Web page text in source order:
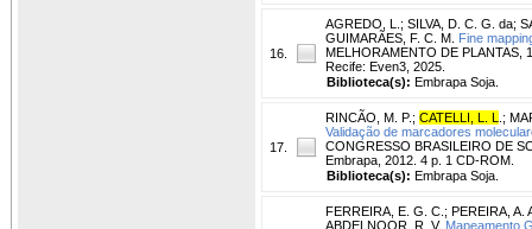
16.
AGREDO, L. ; SILVA, D. C. G. da;
GUIMARÃES, F. C. M. Fine
MELHORAMENTO DE PLANTAS,
Recife: Even3, 2025.
Biblioteca(s): Embrapa Soja.
17.
RINCÃO, M. P. ; CATELLI, L. L ;
Validação de marcadores
CONGRESSO BRASILEIRO DE
Embrapa, 2012. 4 p. 1 CD-ROM.
Biblioteca(s): Embrapa Soja.
FERREIRA, E. G. C. ; PEREIRA, A.
ABDELNOOR, R. V. Mapeamento